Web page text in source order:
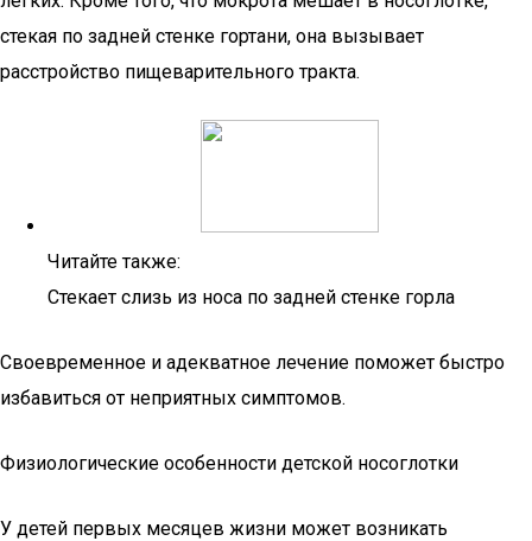
стекая по задней стенке гортани, она вызывает
расстройство пищеварительного тракта.
Читайте также:
Стекает слизь из носа по задней стенке горла
Своевременное и адекватное лечение поможет быстро
избавиться от неприятных симптомов.
Физиологические особенности детской носоглотки
У детей первых месяцев жизни может возникать